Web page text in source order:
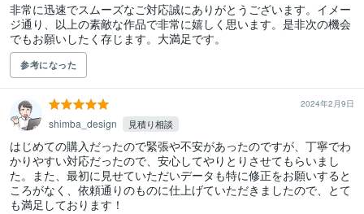
非常に迅速でスムーズなご対応誠にありがとうございます。イメー
ジ通り、以上の素敵な作品で非常に嬉しく思います。是非次の機会
でもお願いしたく存じます。大満足です。
参考になった
2024年2月9日
shimba_design 見積り相談
はじめての購入だったので緊張や不安があったのですが、丁寧でわ
かりやすい対応だったので、安心してやりとりさせてもらいまし
た。また、最初に見せていただいデータも特に修正をお願いすると
ころがなく、依頼通りのものに仕上げていただきましたので、とて
も満足しております！